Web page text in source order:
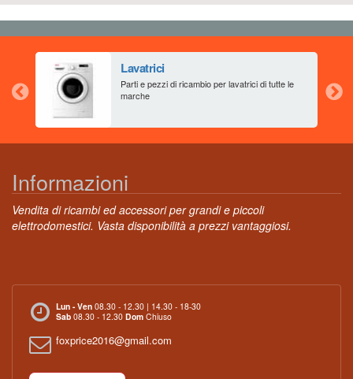
Lavatrici
Parti e pezzi di ricambio per lavatrici di tutte le
marche
Informazioni
Vendita di ricambi ed accessori per grandi e piccoli
elettrodomestici. Vasta disponibilità a prezzi vantaggiosi.
Lun - Ven 08.30 - 12.30 | 14.30 - 18-30
Sab 08.30 - 12.30 Dom Chiuso
foxprice2016@gmail.com